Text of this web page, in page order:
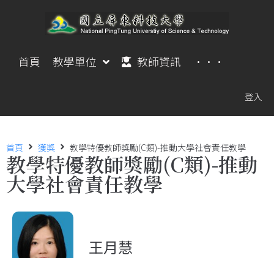
首頁 教學單位 教師資訊 ···
登入
首頁 獲獎 教學特優教師獎勵(C類)-推動大學社會責任教學
教學特優教師獎勵(C類)-推動
大學社會責任教學
王月慧